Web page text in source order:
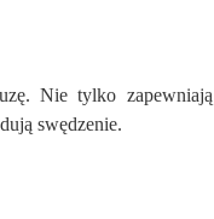
Nie tylko zapewniają
swędzenie.